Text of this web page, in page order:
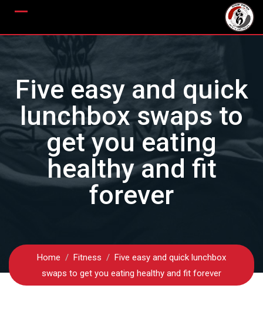
Skip
content
Five easy and quick
lunchbox swaps to
get you eating
healthy and fit
forever
Home Fitness
Five easy and quick lunchbox
swaps to get you eating healthy and fit forever